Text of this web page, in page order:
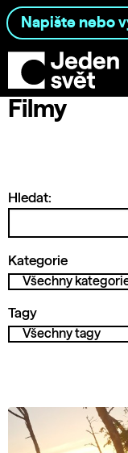
Filmy
Hledat:
Kategorie
Tagy